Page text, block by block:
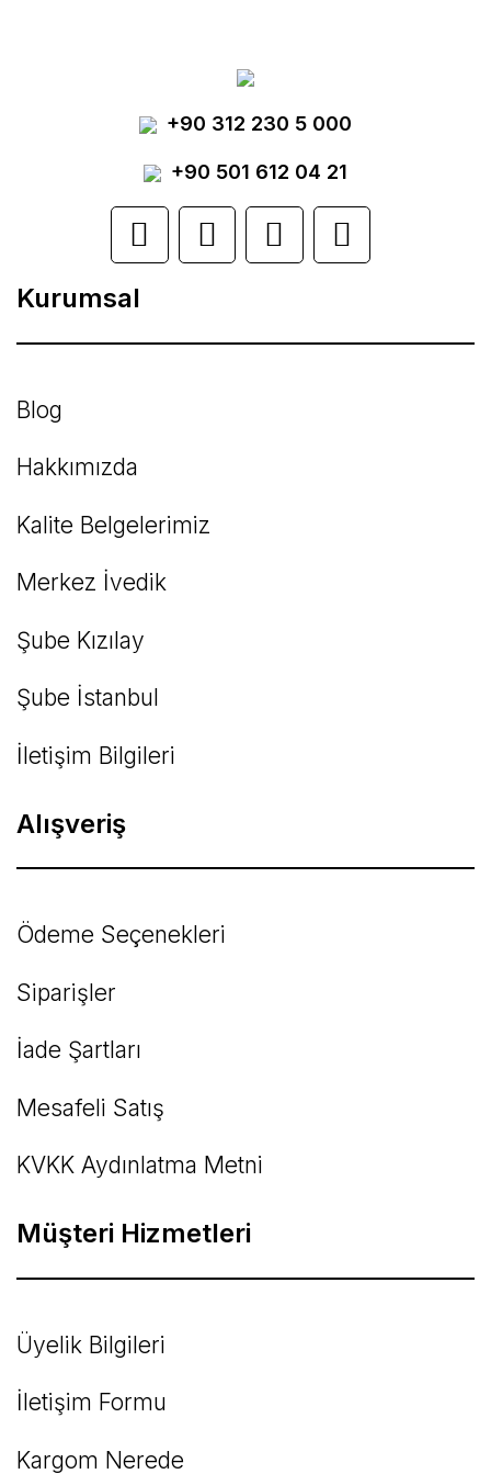
Yorum Yaz
Ürün resmi kalitesiz, bozuk veya
görüntülenemiyor.
Ürün açıklamasında eksik bilgiler bulunuyor.
Ürün bilgilerinde hatalar bulunuyor.
Ürün fiyatı diğer sitelerden daha pahalı.
Bu ürüne benzer farklı alternatifler olmalı.
+90 312 230 5 000
+90 501 612 04 21
Kurumsal
Blog
Hakkımızda
Kalite Belgelerimiz
Merkez İvedik
Şube Kızılay
Şube İstanbul
İletişim Bilgileri
Alışveriş
Ödeme Seçenekleri
Siparişler
İade Şartları
Mesafeli Satış
KVKK Aydınlatma Metni
Müşteri Hizmetleri
Üyelik Bilgileri
İletişim Formu
Kargom Nerede